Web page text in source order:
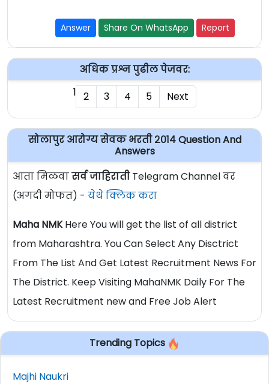
Answer Share On WhatsApp Report
अधिक प्रश्न पुढील पेजवर:
1 2 3 4 5 Next
सोलापुर आरोग्य सेवक भरती २०१४ Question And
Answers
आता मिळवासर्व जाहिरातीTelegram Channel वर
(अगदी मोफत) - येथे क्लिक करा
Maha NMKHere You will get the list of all district
from Maharashtra. You Can Select Any Disctrict
From The List And Get Latest Recruitment News For
The District. Keep Visiting MahaNMK Daily For The
Latest Recruitment new and Free Job Alert
Trending Topics
Majhi Naukri